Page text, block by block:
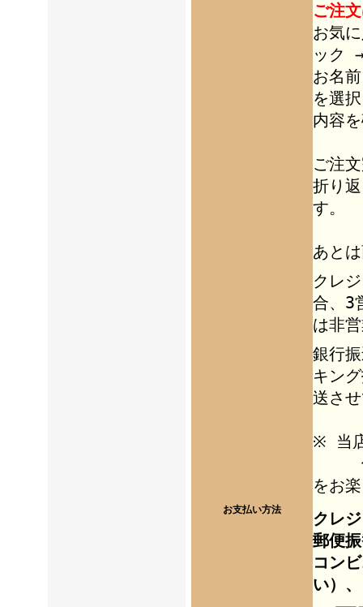
ご注
お気
ック
お名
を選
内容
ご注
折り
す。
あと
クレ
合、3
は非
銀行
キン
送さ
※ 当
個人
をお
お支払い方法
クレ
郵便
コン
い）